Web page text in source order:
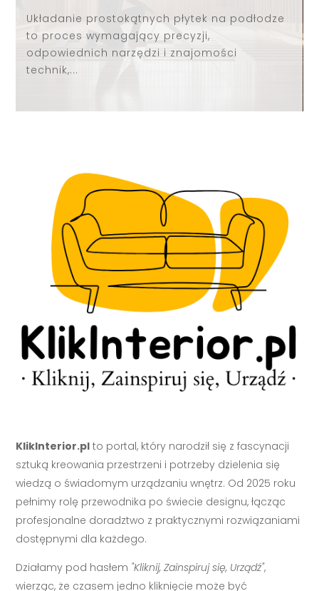
Układanie prostokątnych płytek na podłodze
to proces wymagający precyzji,
odpowiednich narzędzi i znajomości
technik,...
KlikInterior.pl to portal, który narodził się z fascynacji
sztuką kreowania przestrzeni i potrzeby dzielenia się
wiedzą o świadomym urządzaniu wnętrz. Od 2025 roku
pełnimy rolę przewodnika po świecie designu, łącząc
profesjonalne doradztwo z praktycznymi rozwiązaniami
dostępnymi dla każdego.
Działamy pod hasłem "Kliknij, Zainspiruj się, Urządź",
wierząc, że czasem jedno kliknięcie może być